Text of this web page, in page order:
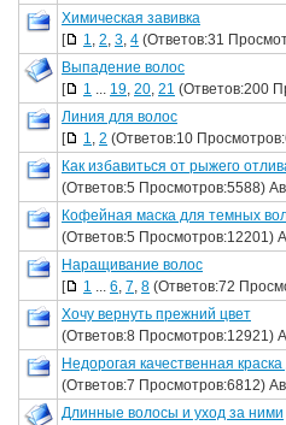
Химическая завивка
[
1, 2, 3, 4 (Ответов:31
Выпадение волос
[
1 ... 19, 20, 21 (Ответов:200
Линия для волос
[
1, 2 (Ответов:10
Как избавиться от рыжего
(Ответов:5 Просмотров:5588)
Кофейная маска для темных
(Ответов:5 Просмотров:12201)
Наращивание волос
[
1 ... 6, 7, 8 (Ответов:72
Хочу вернуть прежний цвет
(Ответов:8 Просмотров:12921)
Недорогая качественная
(Ответов:7 Просмотров:6812)
Длинные волосы и уход за ними